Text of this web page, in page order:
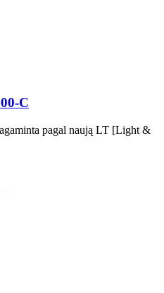
C
pagal naują LT [Light &